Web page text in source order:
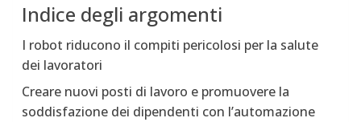
Indice degli argomenti
I robot riducono il compiti pericolosi per la salute
dei lavoratori
Creare nuovi posti di lavoro e promuovere la
soddisfazione dei dipendenti con l’automazione